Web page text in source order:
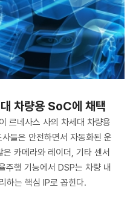
차량용 SoC에 채택
르네사스 사의 차세대 차량용
들은 안전하면서 자동화된 운
카메라와 레이더, 기타 센서
주행 기능에서 DSP는 차량 내
하는 핵심 IP로 꼽힌다.